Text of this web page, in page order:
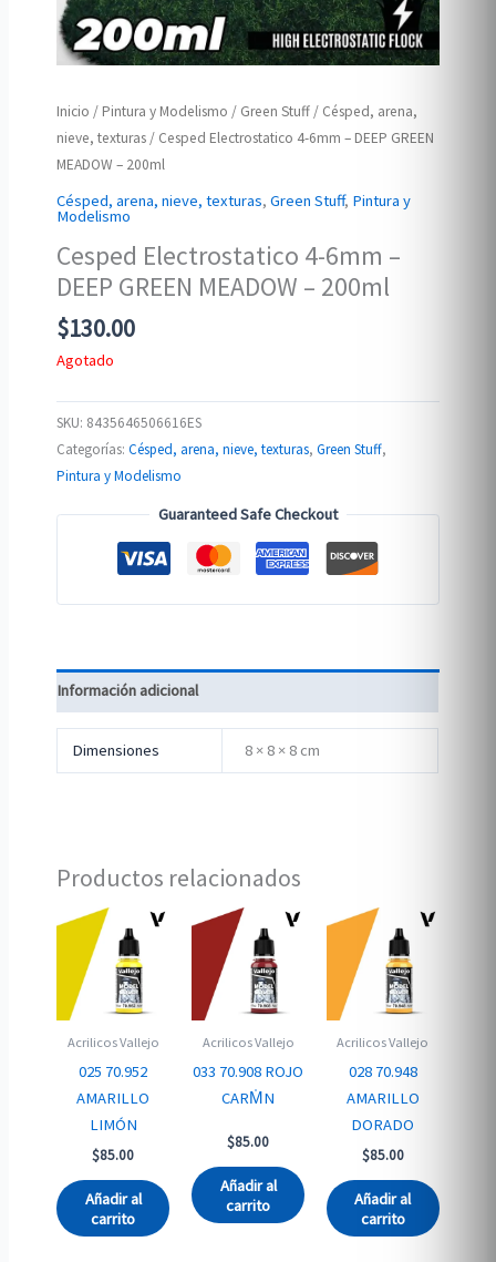
Inicio / Pintura y Modelismo / Green Stuff / Césped, arena,
nieve, texturas / Cesped Electrostatico 4-6mm – DEEP GREEN
MEADOW – 200ml
Césped, arena, nieve, texturas,Green Stuff, Pintura y
Modelismo
Cesped Electrostatico 4-6mm –
DEEP GREEN MEADOW – 200ml
$130.00
Agotado
SKU: 8435646506616ES
Categorías:Césped, arena, nieve, texturas,Green Stuff,
Pintura y Modelismo
Guaranteed Safe Checkout
Información adicional
Dimensiones 8 × 8 × 8 cm
Productos relacionados
Acrilicos Vallejo
025 70.952
AMARILLO
LIMÓN
$85.00
Añadir al
carrito
Acrilicos Vallejo
033 70.908 ROJO
CARM̍N
$85.00
Añadir al
carrito
Acrilicos Vallejo
028 70.948
AMARILLO
DORADO
$85.00
Añadir al
carrito